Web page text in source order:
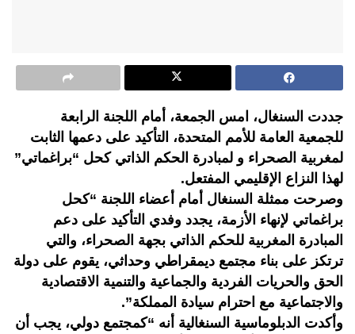
جددت السنغال، امس الجمعة، أمام اللجنة الرابعة
للجمعية العامة للأمم المتحدة، التأكيد على دعمها الثابت
لمغربية الصحراء و لمبادرة الحكم الذاتي كحل “براغماتي”
لهذا النزاع الإقليمي المفتعل.
وصرحت ممثلة السنغال أمام أعضاء اللجنة “كحل
براغماتي لإنهاء الأزمة، يجدد وفدي التأكيد على دعم
المبادرة المغربية للحكم الذاتي بجهة الصحراء، والتي
ترتكز على بناء مجتمع ديمقراطي وحداثي، يقوم على دولة
الحق والحريات الفردية والجماعية والتنمية الاقتصادية
والاجتماعية مع احترام سيادة المملكة”.
وأكدت الدبلوماسية السنغالية أنه “كمجتمع دولي، يجب أن